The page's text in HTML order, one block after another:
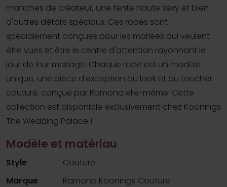
manches de créateur, une fente haute sexy et bien
d'autres détails spéciaux. Ces robes sont
spécialement conçues pour les mariées qui veulent
être vues et être le centre d'attention rayonnant le
jour de leur mariage. Chaque robe est un modèle
unique, une pièce d'exception au look et au toucher
couture, conçue par Ramona elle-même. Cette
collection est disponible exclusivement chez Koonings
The Wedding Palace !
Modèle et matériau
Style
Couture
Marque
Ramona Koonings Couture